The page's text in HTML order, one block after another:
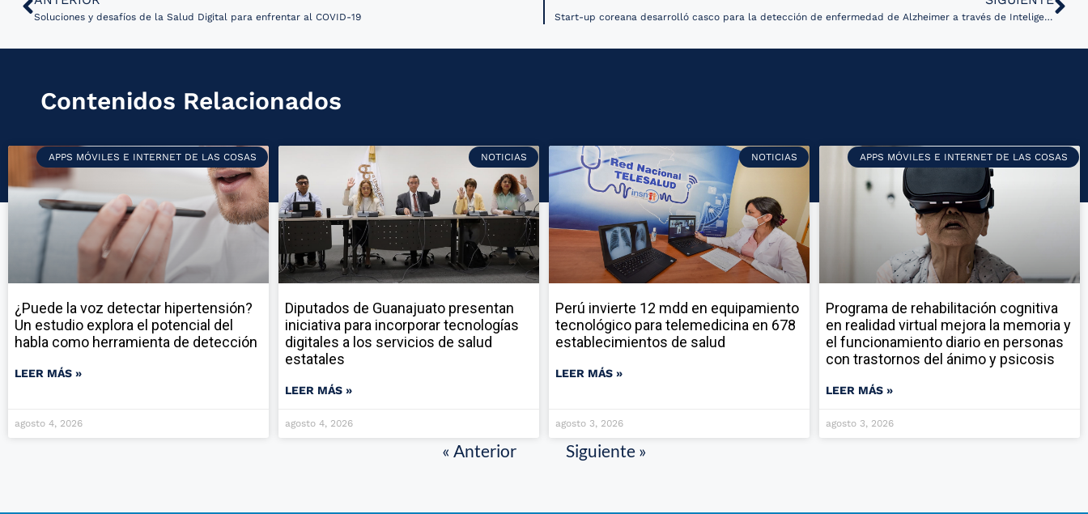
Soluciones y desafíos de la Salud Digital para enfrentar al COVID-19 Start-up coreana desarrolló casco para la detección de enfermedad de Alzheimer a través de Inteligencia Artificial
Contenidos Relacionados
APPS MÓVILES E INTERNET DE LAS COSAS
¿Puede la voz detectar hipertensión?
Un estudio explora el potencial del
habla como herramienta de detección
LEER MÁS »
agosto 4, 2026
NOTICIAS
Diputados de Guanajuato presentan
iniciativa para incorporar tecnologías
digitales a los servicios de salud
estatales
LEER MÁS »
agosto 4, 2026
NOTICIAS
Perú invierte 12 mdd en equipamiento
tecnológico para telemedicina en 678
establecimientos de salud
LEER MÁS »
agosto 3, 2026
APPS MÓVILES E INTERNET DE LAS COSAS
Programa de rehabilitación cognitiva
en realidad virtual mejora la memoria y
el funcionamiento diario en personas
con trastornos del ánimo y psicosis
LEER MÁS »
agosto 3, 2026
« Anterior Siguiente »